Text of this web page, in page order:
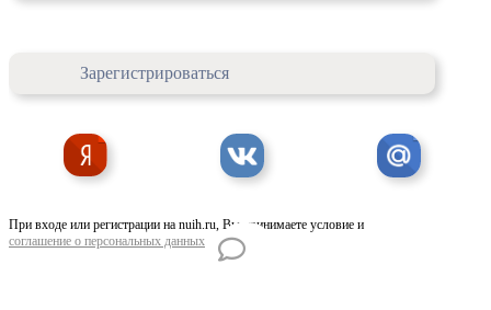
Зарегистрироваться
При входе или регистрации на nuih.ru, Вы принимаете условие и
соглашение о персональных данных